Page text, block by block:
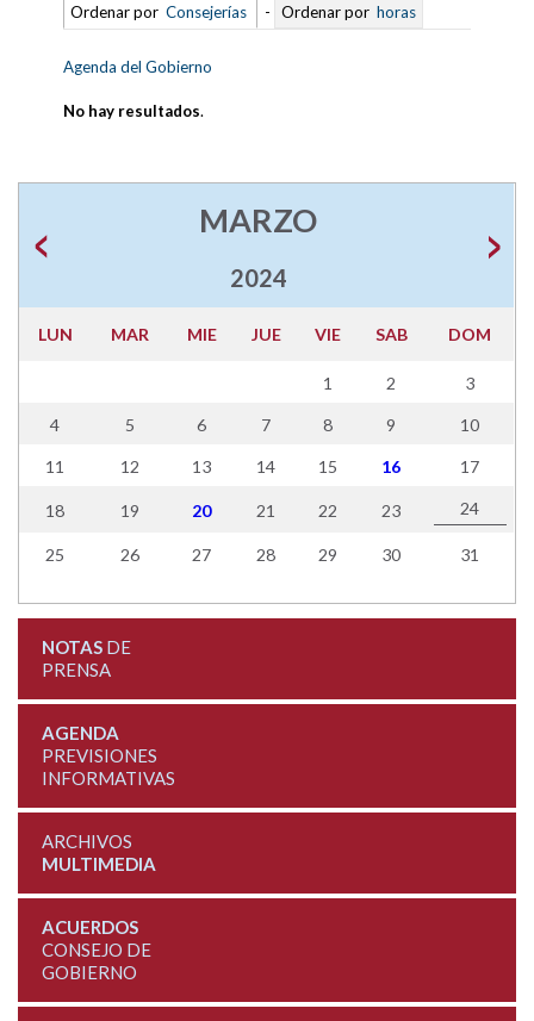
Ordenar por Consejerías - Ordenar por horas
Agenda del Gobierno
No hay resultados.
MARZO
2024
LUN MAR MIE JUE VIE SAB DOM
1 2 3
4 5 6 7 8 9 10
11 12 13 14 15 16 17
18 19 20 21 22 23 24
25 26 27 28 29 30 31
NOTASDE
PRENSA
AGENDA
PREVISIONES
INFORMATIVAS
ARCHIVOS
MULTIMEDIA
ACUERDOS
CONSEJO DE
GOBIERNO